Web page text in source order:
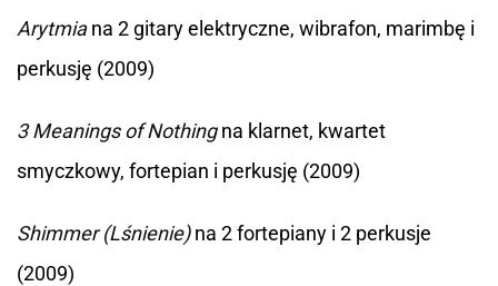
Arytmiana 2 gitary elektryczne, wibrafon, marimbę i
perkusję (2009)
3 Meanings of Nothingna klarnet, kwartet
smyczkowy, fortepian i perkusję (2009)
Shimmer (Lśnienie)na 2 fortepiany i 2 perkusje
(2009)